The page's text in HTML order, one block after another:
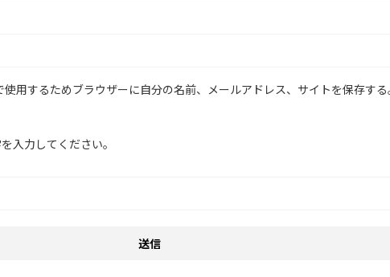
用するためブラウザーに自分の名前、メールアドレス、サイトを保存する
入力してください。